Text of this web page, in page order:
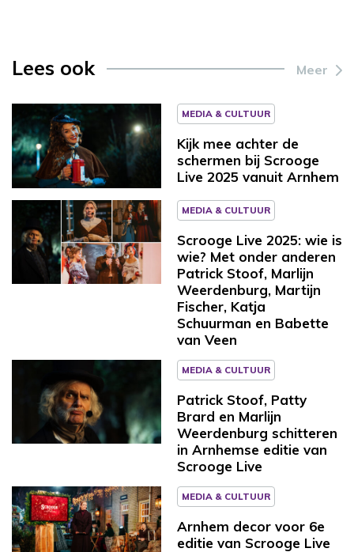
Lees ook Meer
MEDIA & CULTUUR
Kijk mee achter de
schermen bij Scrooge
Live 2025 vanuit Arnhem
MEDIA & CULTUUR
Scrooge Live 2025: wie is
wie? Met onder anderen
Patrick Stoof, Marlijn
Weerdenburg, Martijn
Fischer, Katja
Schuurman en Babette
van Veen
MEDIA & CULTUUR
Patrick Stoof, Patty
Brard en Marlijn
Weerdenburg schitteren
in Arnhemse editie van
Scrooge Live
MEDIA & CULTUUR
Arnhem decor voor 6e
editie van Scrooge Live